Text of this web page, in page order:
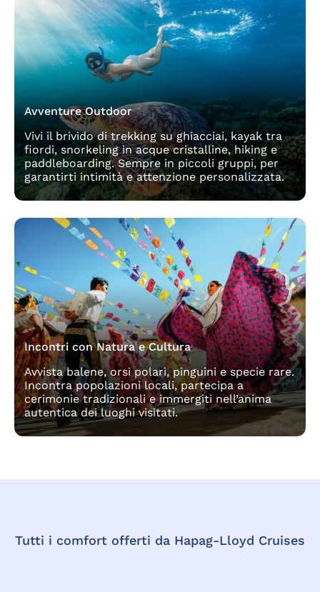
Avventure Outdoor
Vivi il brivido di trekking su ghiacciai, kayak tra
fiordi, snorkeling in acque cristalline, hiking e
paddleboarding. Sempre in piccoli gruppi, per
garantirti intimità e attenzione personalizzata.
Incontri con Natura e Cultura
Avvista balene, orsi polari, pinguini e specie rare.
Incontra popolazioni locali, partecipa a
cerimonie tradizionali e immergiti nell’anima
autentica dei luoghi visitati.
Tutti i comfort offerti da Hapag-Lloyd Cruises